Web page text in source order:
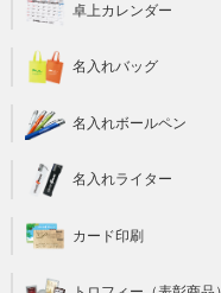
卓上カレンダー
名入れバッグ
名入れボールペン
名入れライター
カード印刷